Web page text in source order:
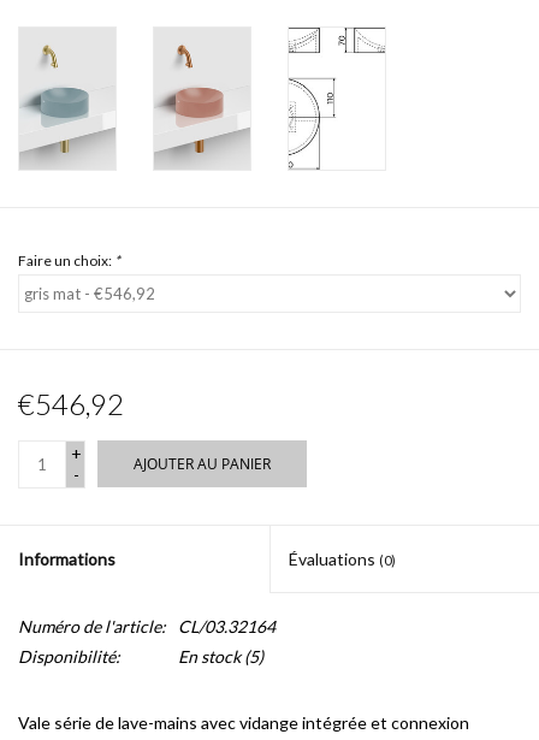
Faire un choix: *
€546,92
+
-
AJOUTER AU PANIER
Informations Évaluations (0)
Numéro de l'article:
CL/03.32164
Disponibilité:
En stock(5)
Vale série de lave-mains avec vidange intégrée et connexion